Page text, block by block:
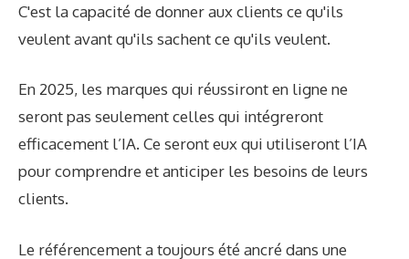
C'est la capacité de donner aux clients ce qu'ils
veulent avant qu'ils sachent ce qu'ils veulent.
En 2025, les marques qui réussiront en ligne ne
seront pas seulement celles qui intégreront
efficacement l’IA. Ce seront eux qui utiliseront l’IA
pour comprendre et anticiper les besoins de leurs
clients.
Le référencement a toujours été ancré dans une